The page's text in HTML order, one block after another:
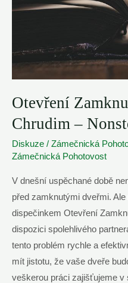
Otevření
Chrudim –
Diskuze / Zámečnická
Zámečnická Pohotovost
V dnešní uspěchané době
před zamknutými dveřmi.
dispečinkem Otevření
dispozici spolehlivého
tento problém rychle a
mít jistotu, že vaše dveře
veškerou práci zajišťujeme v